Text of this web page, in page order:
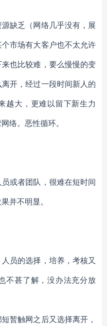
缺乏（网络几乎没有，展
市场有大客户也不太允许
也比较难，要么慢慢的变
开，经过一段时间新人的
越大，更难以留下新生力
络。恶性循环。
或者团队，很难在短时间
并不明显。
员的选择，培养，考核又
不甚了解，没办法充分放
暂触网之后又选择离开，